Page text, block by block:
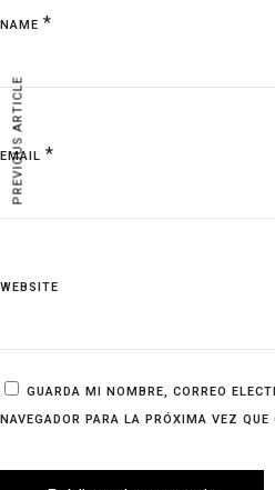
NAME *
EMAIL *
WEBSITE
GUARDA MI NOMBRE, CORREO
NAVEGADOR PARA LA PRÓXIMA VEZ QUE
PREVIOUS ARTICLE